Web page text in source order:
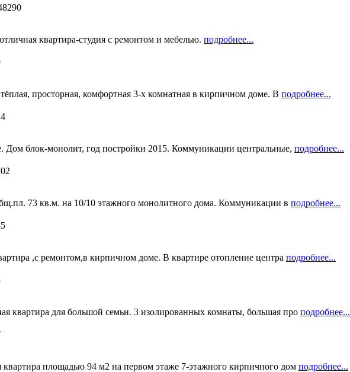
квартира-студия с ремонтом и мебелью. подробнее...
просторная, комфортная 3-х комнатная в кирпичном доме. В подробнее...
Дом блок-монолит, год постройки 2015. Коммуникации центральные, подробнее...
73 кв.м. на 10/10 этажного монолитного дома. Коммуникации в подробнее...
,с ремонтом,в кирпичном доме. В квартире отопление центра подробнее...
квартира для большой семьи. 3 изолированных комнаты, большая про подробнее...
квартира площадью 94 м2 на первом этаже 7-этажного кирпичного дом подробнее...